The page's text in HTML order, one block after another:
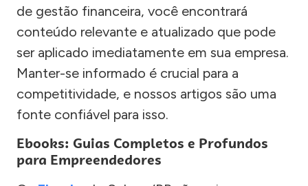
de gestão financeira, você encontrará
conteúdo relevante e atualizado que pode
ser aplicado imediatamente em sua empresa.
Manter-se informado é crucial para a
competitividade, e nossos artigos são uma
fonte confiável para isso.
Ebooks: Guias Completos e Profundos
para Empreendedores